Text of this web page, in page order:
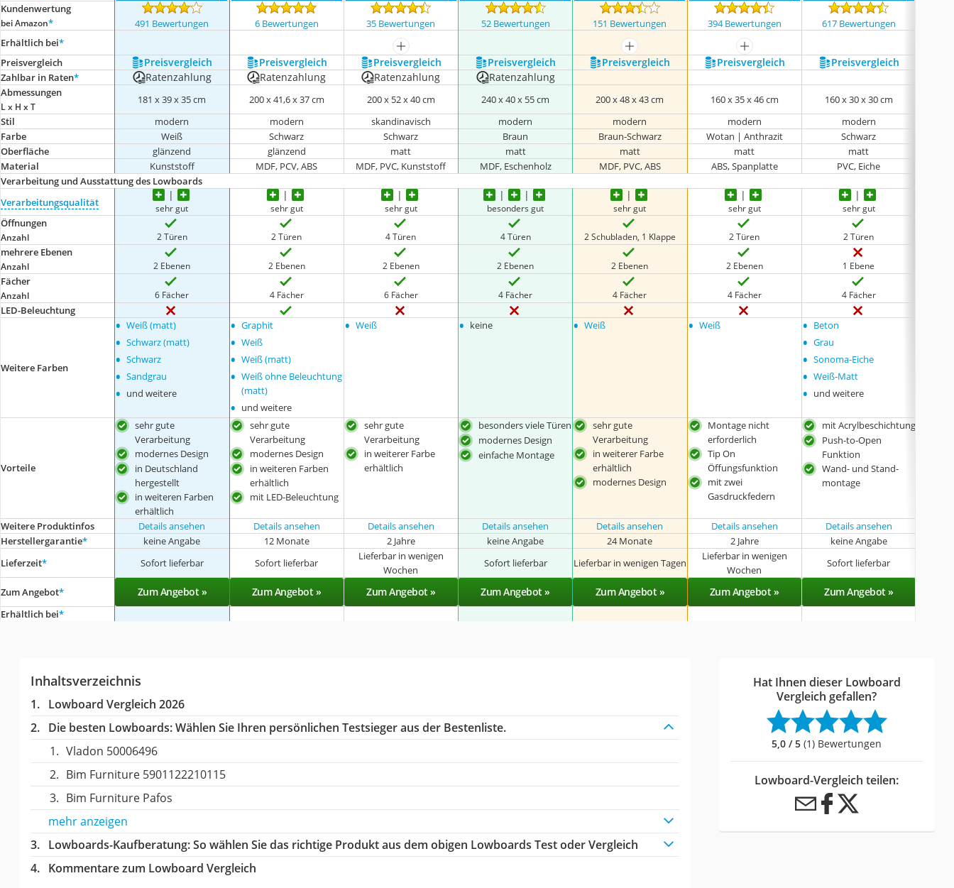
Kundenwertung
bei Amazon* 491 Bewertungen 6 Bewertungen 35 Bewertungen 52 Bewertungen 151 Bewertungen 394 Bewertungen 617 Bewertungen
Erhältlich bei*
mehr anzeigen mehr anzeigen
mehr anzeigen
Preis­vergleich
Preis­vergleich Preis­vergleich Preis­vergleich Preis­vergleich Preis­vergleich Preis­vergleich Preis­vergleich
Zahlbar in Raten* Ratenzahlung Ratenzahlung Ratenzahlung Ratenzahlung
Abmessungen
L x H x T
181 x 39 x 35 cm 200 x 41,6 x 37 cm 200 x 52 x 40 cm 240 x 40 x 55 cm 200 x 48 x 43 cm ‎160 x 35 x 46 cm 160 x 30 x 30 cm
Stil
modern modern skandinavisch modern modern modern
modern
Farbe
Weiß Schwarz Schwarz Braun Braun-Schwarz Wotan | Anthrazit
Schwarz
Oberfläche
glänzend glänzend matt matt matt matt
matt
Material
Kunststoff MDF, PCV, ABS MDF, PVC, Kunststoff MDF, Eschenholz MDF, PVC, ABS ABS, Spanplatte
PVC, Eiche
Verarbeitung und Ausstattung des Lowboards
Verarbeitungsqualität
sehr gut sehr gut sehr gut besonders gut sehr gut sehr gut sehr gut
Öffnungen
Anzahl 2 Türen 2 Türen 4 Türen 4 Türen 2 Schubladen, 1 Klappe 2 Türen 2 Türen
mehrere Ebenen
Anzahl 2 Ebenen 2 Ebenen 2 Ebenen 2 Ebenen 2 Ebenen 2 Ebenen 1 Ebene
Fächer
Anzahl 6 Fächer 4 Fächer 6 Fächer 4 Fächer 4 Fächer 4 Fächer 4 Fächer
LED-Beleuchtung
Weitere Farben
• Weiß (matt)
• Schwarz (matt)
• Schwarz
• Sandgrau
• und weitere
• Graphit
• Weiß
• Weiß (matt)
• Weiß ohne Beleuchtung
(matt)
• und weitere
• Weiß • keine • Weiß • Weiß • Beton
• Grau
• Sonoma-Eiche
• Weiß-Matt
• und weitere
Vorteile
sehr gute
Verarbeitung
modernes Design
in Deutschland
hergestellt
in weiteren Farben
erhältlich
sehr gute
Verarbeitung
modernes Design
in weiteren Farben
erhältlich
mit LED-Beleuchtung
sehr gute
Verarbeitung
in weiterer Farbe
erhältlich
besonders viele Türen
modernes Design
einfache Montage
sehr gute
Verarbeitung
in weiterer Farbe
erhältlich
modernes Design
Montage nicht
erforderlich
Tip On
Öffungsfunktion
mit zwei
Gasdruckfedern
mit Acrylbeschichtung
Push-to-Open
Funktion
Wand- und Stand-
montage
Weitere Produktinfos Details ansehen Details ansehen Details ansehen Details ansehen Details ansehen Details ansehen
Details ansehen
Herstellergarantie* keine Angabe 12 Monate 2 Jahre keine Angabe 24 Monate 2 Jahre keine Angabe
Lieferzeit* Sofort lieferbar Sofort lieferbar
Lieferbar in wenigen
Wochen
Sofort lieferbar Lieferbar in wenigen Tagen
Lieferbar in wenigen
Wochen
Sofort lieferbar
Zum Angebot* Zum Angebot » Zum Angebot » Zum Angebot » Zum Angebot » Zum Angebot » Zum Angebot » Zum Angebot »
Erhältlich bei*
Inhaltsverzeichnis
Lowboard Vergleich 2026
Die besten Lowboards:Wählen Sie Ihren persönlichen Testsieger aus der Bestenliste.
Vladon 50006496
Bim Furniture 5901122210115
Bim Furniture Pafos
mehr anzeigen
Lowboards-Kaufberatung: So wählen Sie das richtige Produkt aus dem obigen Lowboards Test oder Vergleich
Kommentare zum Lowboard Vergleich
Hat Ihnen dieser Lowboard
Vergleich gefallen?
5,0 / 5 (1) Bewertungen
Lowboard-Vergleich teilen: